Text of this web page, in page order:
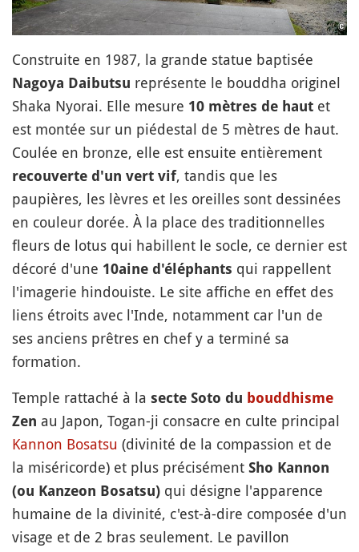
Construite en 1987, la grande statue baptisée
Nagoya Daibutsu représente le bouddha originel
Shaka Nyorai. Elle mesure 10 mètres de haut et
est montée sur un piédestal de 5 mètres de haut.
Coulée en bronze, elle est ensuite entièrement
recouverte d'un vert vif, tandis que les
paupières, les lèvres et les oreilles sont dessinées
en couleur dorée. À la place des traditionnelles
fleurs de lotus qui habillent le socle, ce dernier est
décoré d'une 10aine d'éléphants qui rappellent
l'imagerie hindouiste. Le site affiche en effet des
liens étroits avec l'Inde, notamment car l'un de
ses anciens prêtres en chef y a terminé sa
formation.
Temple rattaché à la secte Soto du bouddhisme
Zen au Japon, Togan-ji consacre en culte principal
Kannon Bosatsu (divinité de la compassion et de
la miséricorde) et plus précisément Sho Kannon
(ou Kanzeon Bosatsu) qui désigne l'apparence
humaine de la divinité, c'est-à-dire composée d'un
visage et de 2 bras seulement. Le pavillon